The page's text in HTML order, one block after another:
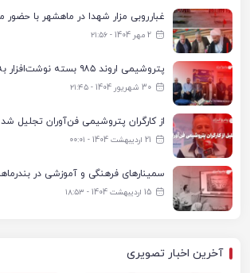
2 مهر 1404 - ۲۱:۵۶
30 شهریور 1404 - ۲۱:۴۵
از کارگران پتروشیمی فن‌آوران تجلیل شد
21 اردیبهشت 1404 - ۰۰:۰۱
15 اردیبهشت 1404 - ۱۸:۵۳
آخرین اخبار تصویری